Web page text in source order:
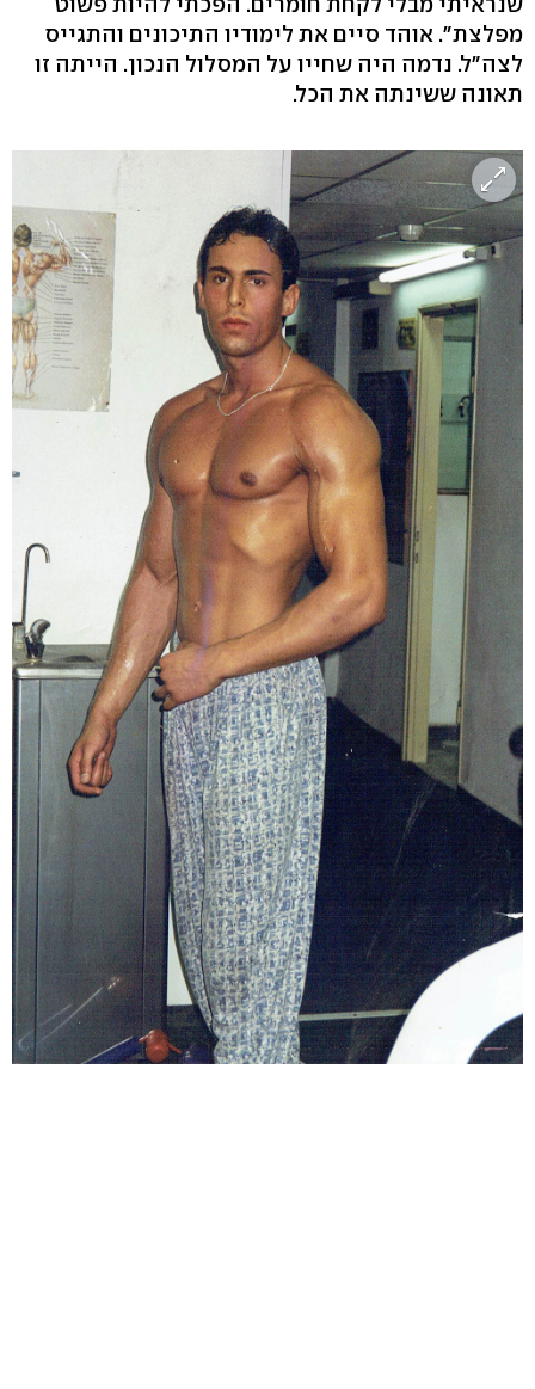
מפלצת". אוהד סיים את לימודיו התיכונים והתגייס
לצה"ל. נדמה היה שחייו על המסלול הנכון. הייתה זו
תאונה ששינתה את הכל.